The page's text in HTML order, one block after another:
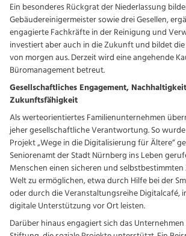
Ein besonderes Rückgrat der Niederlassung
Gebäudereinigermeister sowie drei Gesellen,
engagierte Fachkräfte in der Reinigung und
investiert aber auch in die Zukunft und bildet
von morgen aus. Derzeit wird eine angehende
Büromanagement betreut.
Gesellschaftliches Engagement,
Zukunftsfähigkeit
Als werteorientiertes Familienunternehmen
jeher gesellschaftliche Verantwortung. So
Projekt „Wege in die Digitalisierung für Ältere“
Seniorenamt der Stadt Nürnberg ins Leben
Menschen einen sicheren und
Welt zu ermöglichen, etwa durch Hilfe bei der
oder durch die Veranstaltungsreihe Digitalcafé,
digitale Unterstützung vor Ort leisten.
Darüber hinaus engagiert sich das